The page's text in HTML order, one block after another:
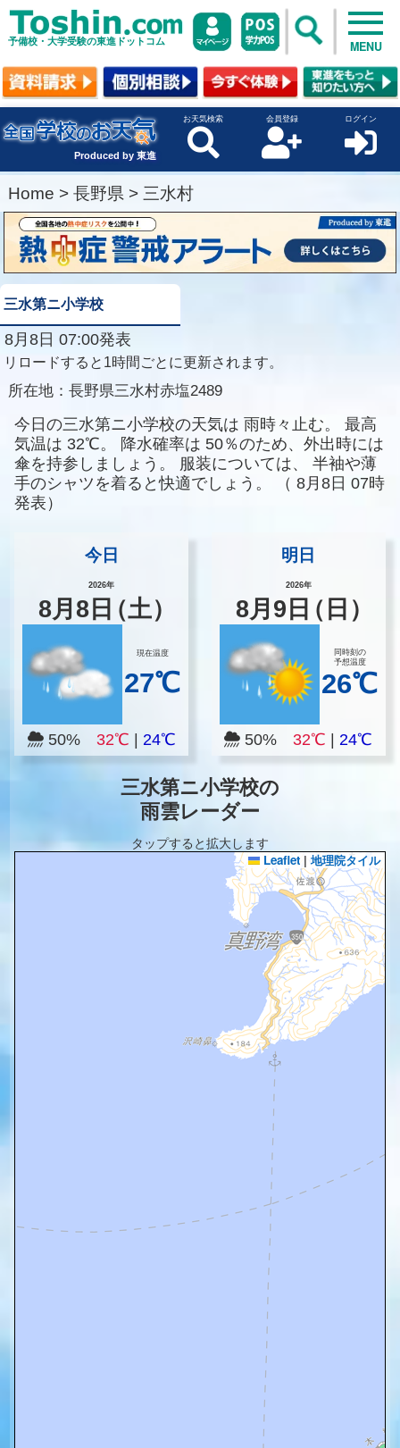
予備校・大学受験の東進ドットコム MENU
Produced by 東進
お天気検索 会員登録 ログイン
Home > 長野県 > 三水村
三水第ニ小学校
8月8日 07:00発表
リロードすると1時間ごとに更新されます。
所在地： 長野県三水村赤塩2489
今日の三水第ニ小学校の天気は 雨時々止む。
最高
気温は 32℃。 降水確率は 50％のため、外出時には
傘を持参しましょう。
服装については、
半袖や薄
手のシャツを着ると快適でしょう。
（ 8月8日 07時
発表）
今日
2026年
8月8 日（土）
現在温度
27℃
50% 32℃ 24℃
明日
2026年
8月 9 日（日）
同時刻の
予想温度
26℃
50% 32℃ |24℃
三水第ニ小学校の
雨雲レーダー
タップすると拡大します
Leaflet | 地理院タイル